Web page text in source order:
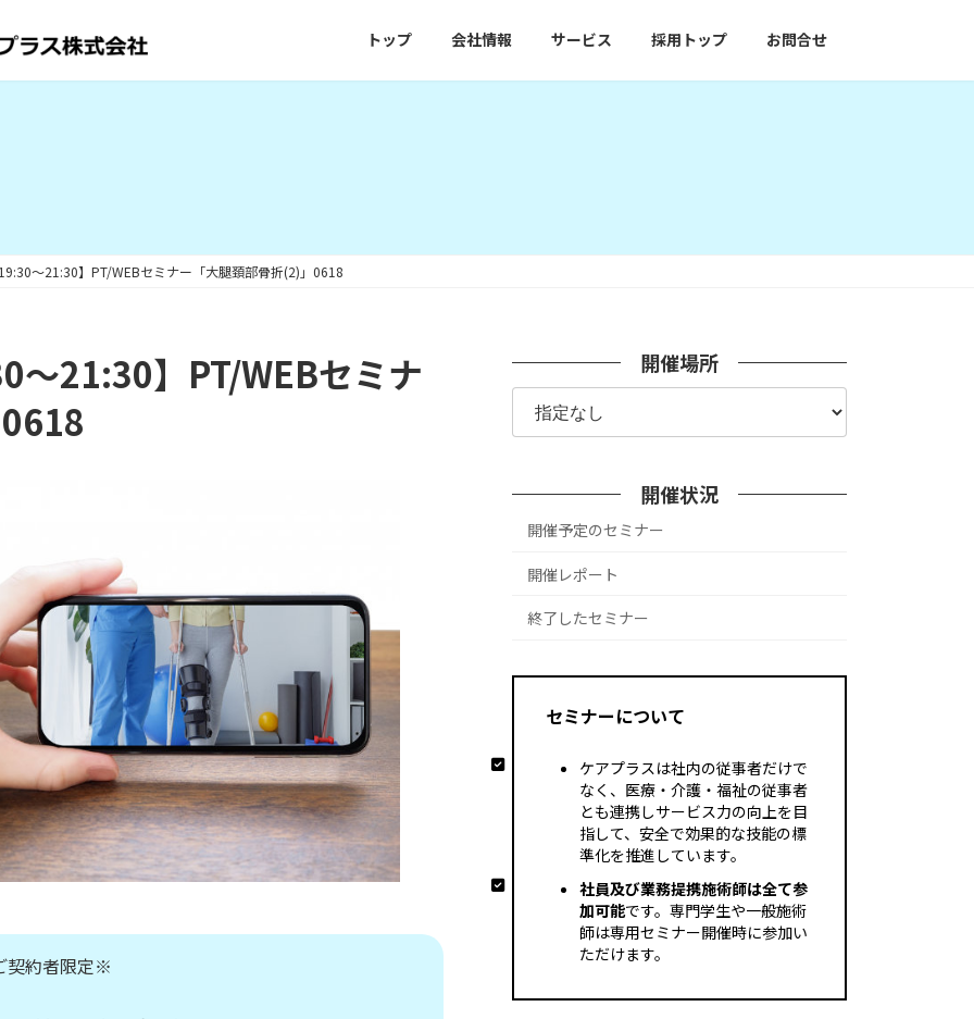
トップ 会社情報 サービス 採用トップ お問合せ
～21:30】PT/WEBセミナー「大腿頚部骨折(2)」0618
～21:30】PT/WEBセミナ
約者限定※
開催場所
開催状況
開催予定のセミナー
開催レポート
終了したセミナー
セミナーについて
ケアプラスは社内の従事者だけで
なく、医療・介護・福祉の従事者
とも連携しサービス力の向上を目
指して、安全で効果的な技能の標
準化を推進しています。
社員及び業務提携施術師は全て参
加可能です。専門学生や一般施術
師は専用セミナー開催時に参加い
ただけます。